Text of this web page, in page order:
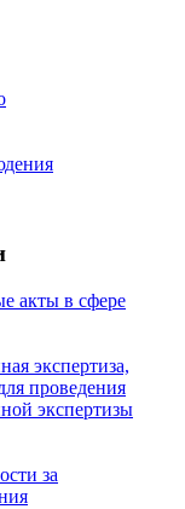
акты в сфере
экспертиза,
проведения
экспертизы
за